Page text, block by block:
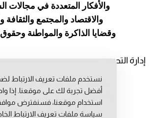
والأفكار المتعددة في مجالات
والاقتصاد والمجتمع والثقافة
وقضايا الذاكرة والمواطنة وحقوق
إدارة التحرير
رئيس التحرير: عبد الرحيم
رئيس التحرير المساعد:
مديرة التحرير: فاطمة
نستخدم ملفات تعريف الارتباط
أفضل تجربة لك على موقعنا. إذا
استخدام موقعنا، فسنفترض
سياسة ملفات تعريف الارتباط